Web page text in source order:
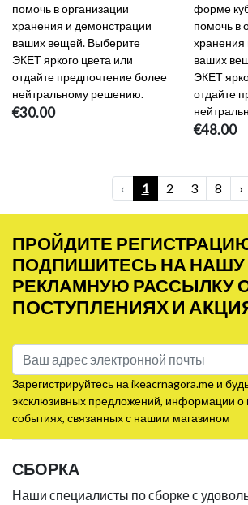
помочь в организации
хранения и демонстрации
ваших вещей. Выберите
ЭКЕТ яркого цвета или
отдайте предпочтение более
нейтральному решению.
€30.00
форме
помочь в
хранения
ваших
ЭКЕТ
отдайте
€48.00
‹ 1 2 3 8 ›
ПРОЙДИТЕ
ПОДПИШИТЕСЬ НА НАШУ
РЕКЛАМНУЮ РАССЫЛКУ
ПОСТУПЛЕНИЯХ И
Зарегистрируйтесь на ikeacrnagora.me и
эксклюзивных предложений, информации о
событиях, связанных с нашим магазином
СБОРКА
Наши специалисты по сборке с